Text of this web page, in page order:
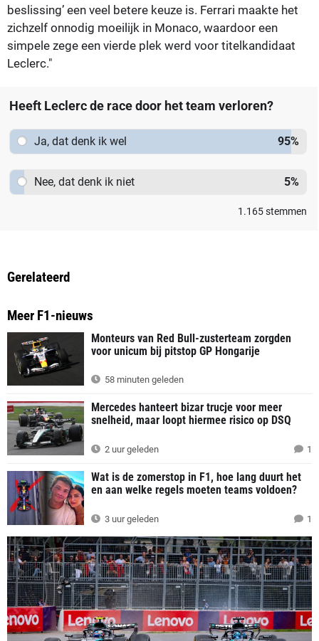
beslissing’ een veel betere keuze is. Ferrari maakte het
zichzelf onnodig moeilijk in Monaco, waardoor een
simpele zege een vierde plek werd voor titelkandidaat
Leclerc."
Heeft Leclerc de race door het team verloren?
Ja, dat denk ik wel 95%
Nee, dat denk ik niet 5%
1.165stemmen
Gerelateerd
Meer F1-nieuws
Monteurs van Red Bull-zusterteam zorgden
voor unicum bij pitstop GP Hongarije
58 minuten geleden
Mercedes hanteert bizar trucje voor meer
snelheid, maar loopt hiermee risico op DSQ
2 uur geleden 1
Wat is de zomerstop in F1, hoe lang duurt het
en aan welke regels moeten teams voldoen?
3 uur geleden 1